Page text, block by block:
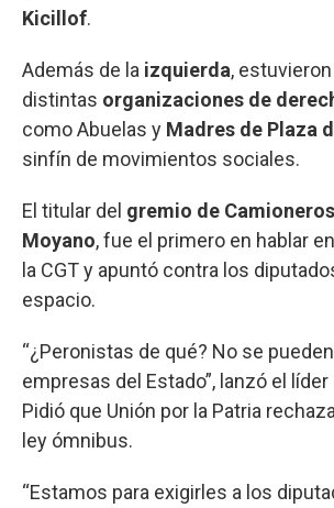
Kicillof.
Además de la izquierda,
distintas organizaciones de
como Abuelas y Madres de Plaza
sinfín de movimientos sociales.
El titular del gremio de Camioneros
Moyano, fue el primero en hablar
la CGT y apuntó contra los
espacio.
“¿Peronistas de qué? No se
empresas del Estado”, lanzó el
Pidió que Unión por la Patria
ley ómnibus.
“Estamos para exigirles a los